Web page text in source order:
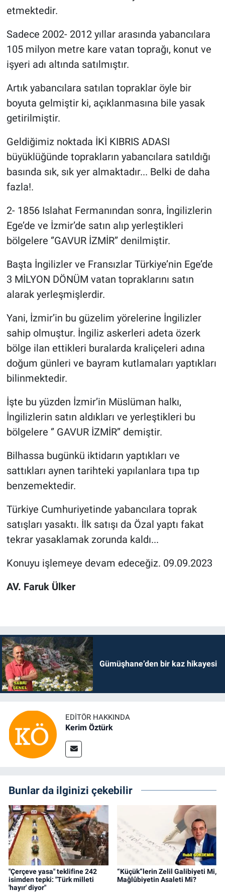
etmektedir.
Sadece 2002- 2012 yıllar arasında yabancılara
105 milyon metre kare vatan toprağı, konut ve
işyeri adı altında satılmıştır.
Artık yabancılara satılan topraklar öyle bir
boyuta gelmiştir ki, açıklanmasına bile yasak
getirilmiştir.
Geldiğimiz noktada İKİ KIBRIS ADASI
büyüklüğünde toprakların yabancılara satıldığı
basında sık, sık yer almaktadır... Belki de daha
fazla!.
2- 1856 Islahat Fermanından sonra, İngilizlerin
Ege’de ve İzmir’de satın alıp yerleştikleri
bölgelere ‘’GAVUR İZMİR’’ denilmiştir.
Başta İngilizler ve Fransızlar Türkiye’nin Ege’de
3 MİLYON DÖNÜM vatan topraklarını satın
alarak yerleşmişlerdir.
Yani, İzmir’in bu güzelim yörelerine İngilizler
sahip olmuştur. İngiliz askerleri adeta özerk
bölge ilan ettikleri buralarda kraliçeleri adına
doğum günleri ve bayram kutlamaları yaptıkları
bilinmektedir.
İşte bu yüzden İzmir’in Müslüman halkı,
İngilizlerin satın aldıkları ve yerleştikleri bu
bölgelere ‘’ GAVUR İZMİR’’ demiştir.
Bilhassa bugünkü iktidarın yaptıkları ve
sattıkları aynen tarihteki yapılanlara tıpa tıp
benzemektedir.
Türkiye Cumhuriyetinde yabancılara toprak
satışları yasaktı. İlk satışı da Özal yaptı fakat
tekrar yasaklamak zorunda kaldı...
Konuyu işlemeye devam edeceğiz. 09.09.2023
AV. Faruk Ülker
Gümüşhane’den bir kaz hikayesi
EDITÖR HAKKINDA
Kerim Öztürk
Bunlar da ilginizi çekebilir
"Çerçeve yasa" teklifine 242
isimden tepki: "Türk milleti
'hayır' diyor"
“Küçük”lerin Zelil Galibiyeti Mi,
Mağlûbiyetin Asaleti Mi?